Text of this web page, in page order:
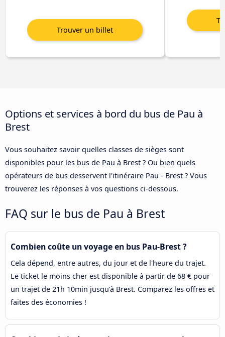
Options et services à bord du bus de Pau à
Brest
Vous souhaitez savoir quelles classes de sièges sont
disponibles pour les bus de Pau à Brest ? Ou bien quels
opérateurs de bus desservent l'itinéraire Pau - Brest ? Vous
trouverez les réponses à vos questions ci-dessous.
FAQ sur le bus de Pau à Brest
Combien coûte un voyage en bus Pau-Brest ?
Cela dépend, entre autres, du jour et de l'heure du trajet.
Le ticket le moins cher est disponible à partir de 68 € pour
un trajet de 21h 10min jusqu'à Brest. Comparez les offres et
faites des économies !